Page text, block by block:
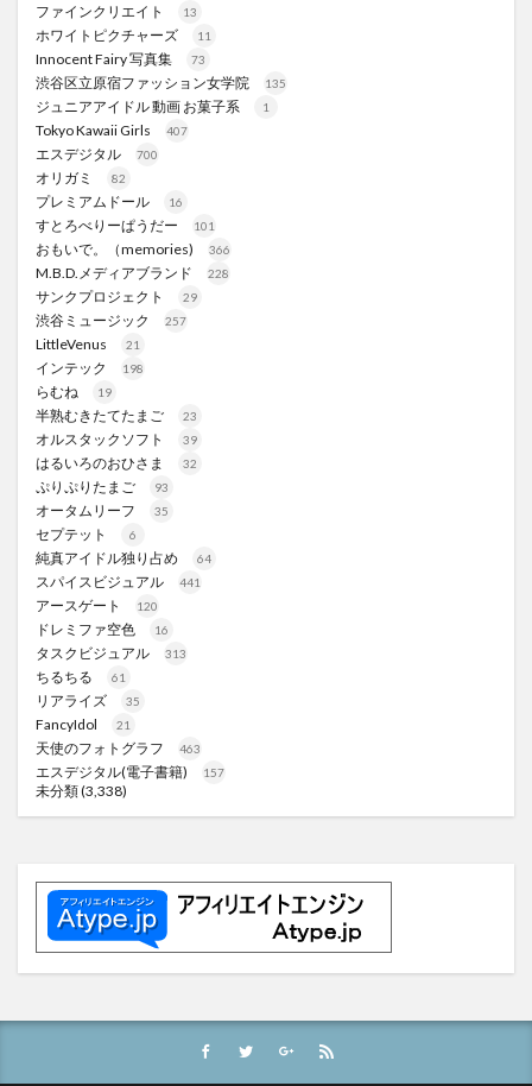
ファインクリエイト 13
ホワイトピクチャーズ 11
Innocent Fairy 写真集 73
渋谷区立原宿ファッション女学院 135
ジュニアアイドル 動画 お菓子系 1
Tokyo Kawaii Girls 407
エスデジタル 700
オリガミ 82
プレミアムドール 16
すとろべりーぱうだー 101
おもいで。（memories) 366
M.B.D.メディアブランド 228
サンクプロジェクト 29
渋谷ミュージック 257
LittleVenus 21
インテック 198
らむね 19
半熟むきたてたまご 23
オルスタックソフト 39
はるいろのおひさま 32
ぷりぷりたまご 93
オータムリーフ 35
セプテット 6
純真アイドル独り占め 64
スパイスビジュアル 441
アースゲート 120
ドレミファ空色 16
タスクビジュアル 313
ちるちる 61
リアライズ 35
FancyIdol 21
天使のフォトグラフ 463
エスデジタル(電子書籍) 157
未分類(3,338)